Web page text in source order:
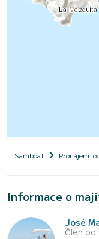
Samboat Pronájem
Informace o
José
Člen od